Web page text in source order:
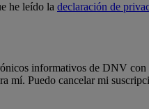
he leído la declaración de
informativos de DNV
mí. Puedo cancelar mi